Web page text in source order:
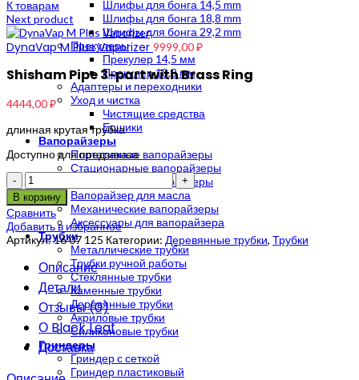
Шлифы для бонга 14,5 mm
Шлифы для бонга 18,8 mm
Шлифы для бонга 29,2 mm
Прекулеры
Прекулер 14,5 мм
Прекулер 18,8 мм
Адаптеры и переходники
Уход и чистка
Чистящие средства
Ершики
Вапорайзеры
Портативные вапорайзеры
Стационарные вапорайзеры
Электронные вапорайзеры
Вапорайзер для масла
Механические вапорайзеры
Аксессуары для вапорайзера
Трубки
Металлические трубки
Трубки ручной работы
Стеклянные трубки
Каменные трубки
Деревянные трубки
Акриловые трубки
Силиконовые трубки
Гриндеры
Гриндер с сеткой
Гриндер пластиковый
К товарам
Next product
DynaVap M Plus Vaporizer 9999,00₽
Shisham Pipe 3-part with Brass Ring
4444,00₽
длинная крутая трубка
Доступно для предзаказа
Количество
В корзину
Сравнить
Добавить в избранное
Артикул:16 07 125 Категории: Деревянные трубки, Трубки
Описание
Детали
Отзывы (0)
О Black Leaf
Доставка